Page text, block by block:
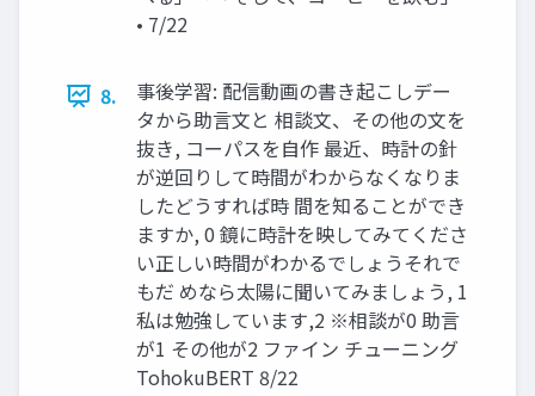
• 7/22
8.
事後学習: 配信動画の書き起こしデー
タから助言文と 相談文、その他の文を
抜き, コーパスを自作 最近、時計の針
が逆回りして時間がわからなくなりま
したどうすれば時 間を知ることができ
ますか, 0 鏡に時計を映してみてくださ
い正しい時間がわかるでしょうそれで
もだ めなら太陽に聞いてみましょう, 1
私は勉強しています,2 ※相談が0 助言
が1 その他が2 ファイン チューニング
TohokuBERT 8/22